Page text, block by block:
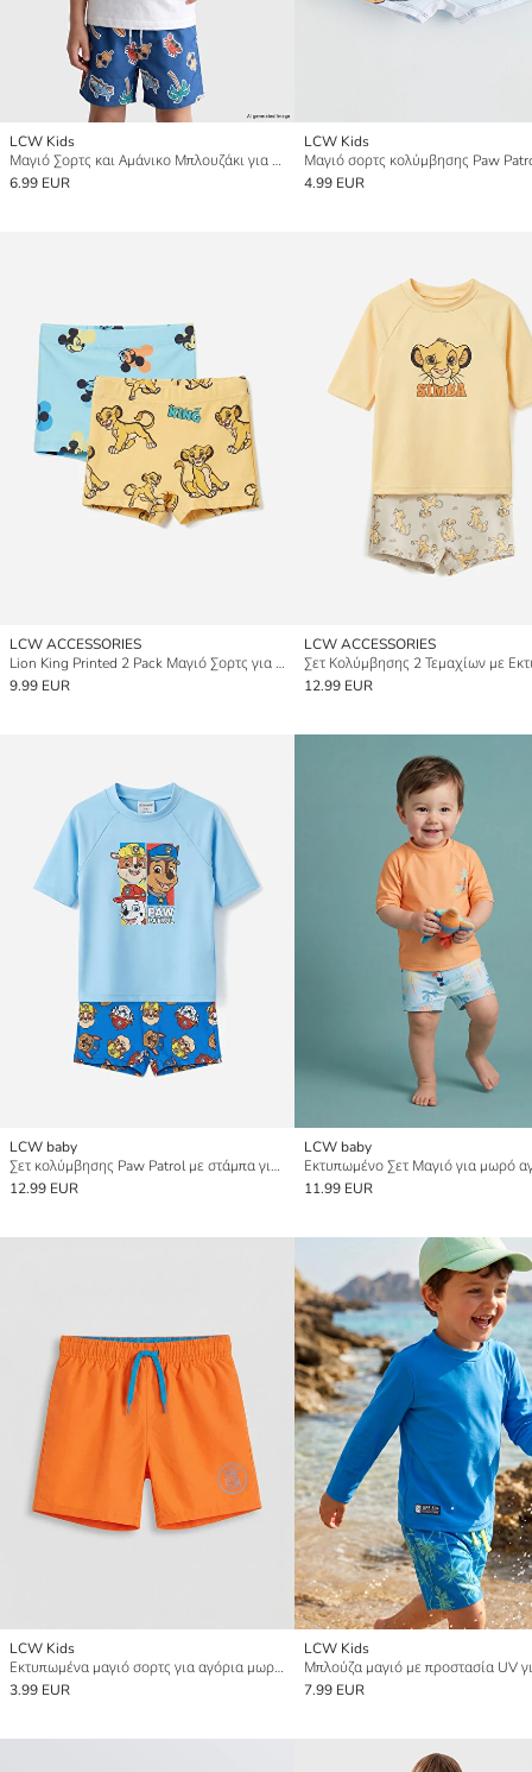
LCW Kids
Μαγιό Σορτς και Αμάνικο Μπλουζάκι για αγόρια
6.99 EUR
LCW Kids
4.99 EUR
LCW ACCESSORIES
Lion King Printed 2 Pack Μαγιό Σορτς για μωρό αγόρι
9.99 EUR
LCW ACCESSORIES
12.99 EUR
LCW baby
Σετ κολύμβησης Paw Patrol με στάμπα για μωρό αγόρι
12.99 EUR
LCW baby
Εκτυπωμένο Σετ Μαγιό για μωρό
11.99 EUR
LCW Kids
Εκτυπωμένα μαγιό σορτς για αγόρια μωρά.
3.99 EUR
LCW Kids
7.99 EUR